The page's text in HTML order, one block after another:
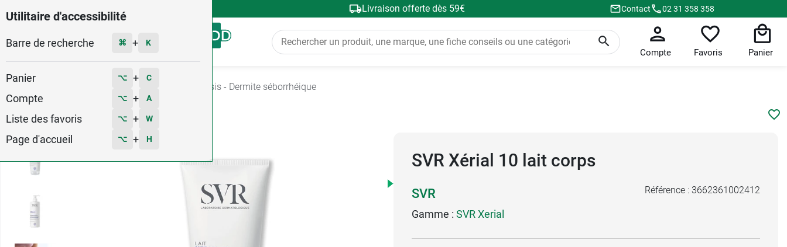
Utilitaire d'accessibilité
Barre de recherche ⌘ + K
Panier ⌥ + C
Compte ⌥ + A
Liste des favoris ⌥ + W
Page d'accueil ⌥ + H
Livraison offerte dès 59€ Contact 02 31 358 358
Menu
Compte Favoris Panier
Psoriasis - Dermite séborrhéique
4
SVR Xérial 10 lait corps
SVR
Gamme : SVR Xerial
Référence : 3662361002412